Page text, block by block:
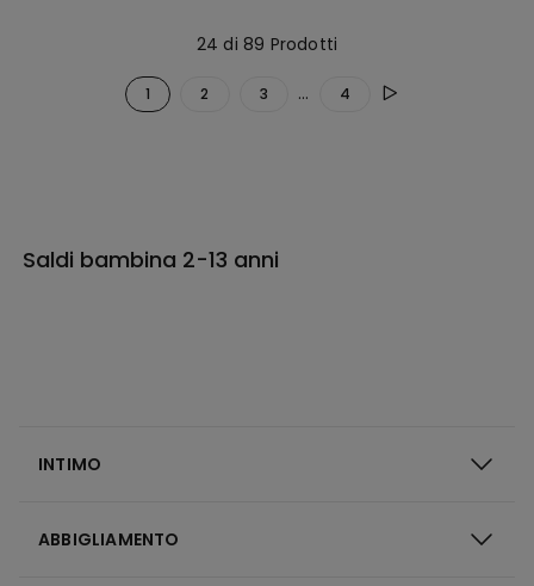
24 di 89 Prodotti
1 2 3 ... 4
Saldi bambina 2-13 anni
INTIMO
ABBIGLIAMENTO